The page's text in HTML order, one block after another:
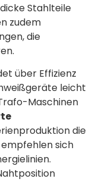
Stahlteile
zudem
die
über Effizienz
leicht
Maschinen
die
sich